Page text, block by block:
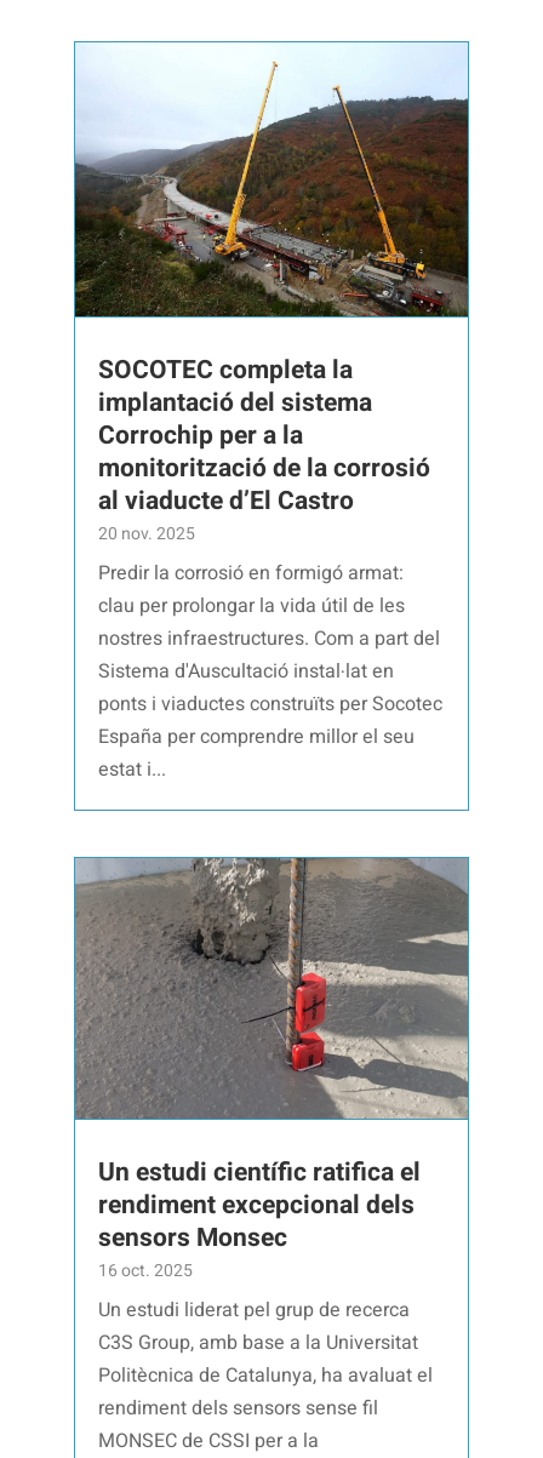
SOCOTEC completa la
implantació del sistema
Corrochip per a la
monitorització de la corrosió
al viaducte d’El Castro
20 nov. 2025
Predir la corrosió en formigó armat:
clau per prolongar la vida útil de les
nostres infraestructures. Com a part del
Sistema d'Auscultació instal·lat en
ponts i viaductes construïts per Socotec
España per comprendre millor el seu
estat i...
Un estudi científic ratifica el
rendiment excepcional dels
sensors Monsec
16 oct. 2025
Un estudi liderat pel grup de recerca
C3S Group, amb base a la Universitat
Politècnica de Catalunya, ha avaluat el
rendiment dels sensors sense fil
MONSEC de CSSI per a la